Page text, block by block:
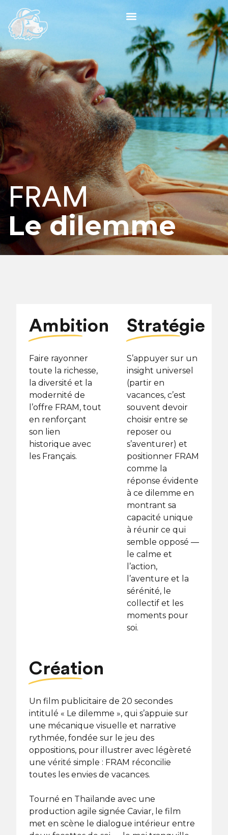
FRAM
Le dilemme
Ambition
Faire rayonner
toute la richesse,
la diversité et la
modernité de
l’offre FRAM, tout
en renforçant
son lien
historique avec
les Français.
Stratégie
S’appuyer sur un
insight universel
(partir en
vacances, c’est
souvent devoir
choisir entre se
reposer ou
s’aventurer) et
positionner FRAM
comme la
réponse évidente
à ce dilemme en
montrant sa
capacité unique
à réunir ce qui
semble opposé —
le calme et
l’action,
l’aventure et la
sérénité, le
collectif et les
moments pour
soi.
Création
Un film publicitaire de 20 secondes
intitulé « Le dilemme », qui s’appuie sur
une mécanique visuelle et narrative
rythmée, fondée sur le jeu des
oppositions, pour illustrer avec légèreté
une vérité simple : FRAM réconcilie
toutes les envies de vacances.
Tourné en Thaïlande avec une
production agile signée Caviar, le film
met en scène le dialogue intérieur entre